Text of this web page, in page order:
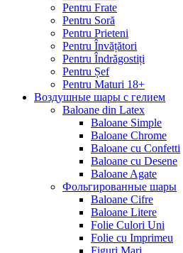
Pentru Frate
Pentru Soră
Pentru Prieteni
Pentru Învățători
Pentru Îndrăgostiți
Pentru Șef
Pentru Maturi 18+
Воздушные шары с гелием
Baloane din Latex
Baloane Simple
Baloane Chrome
Baloane cu Confetti
Baloane cu Desene
Baloane Agate
Фольгированные шары
Baloane Cifre
Baloane Litere
Folie Culori Uni
Folie cu Imprimeu
Figuri Mari